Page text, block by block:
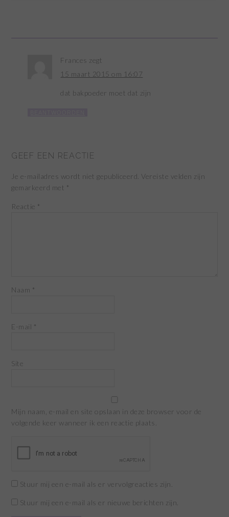
Frances zegt
15 maart 2015 om 16:07
dat bakpoeder moet dat zijn
GEEF EEN REACTIE
Je e-mailadres wordt niet gepubliceerd. Vereiste velden zijn
gemarkeerd met *
Reactie *
Naam *
E-mail *
Site
Mijn naam, e-mail en site opslaan in deze browser voor de
volgende keer wanneer ik een reactie plaats.
Stuur mij een e-mail als er vervolgreacties zijn.
Stuur mij een e-mail als er nieuwe berichten zijn.